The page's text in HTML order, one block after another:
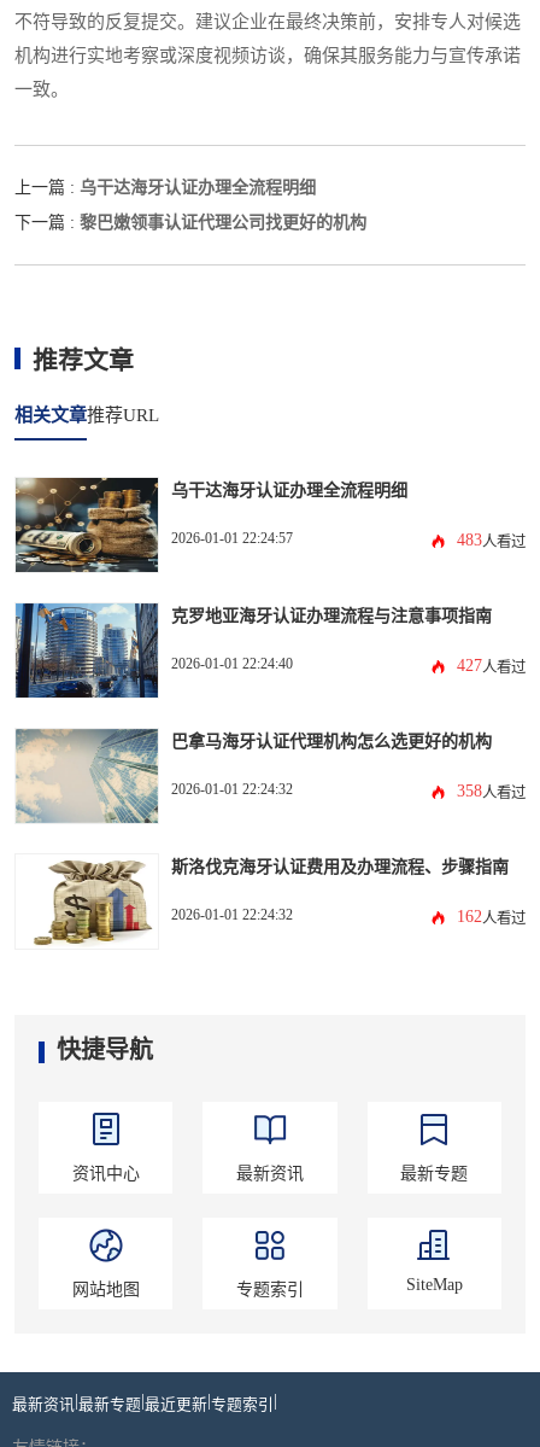
不符导致的反复提交。建议企业在最终决策前，安排专人对候选
机构进行实地考察或深度视频访谈，确保其服务能力与宣传承诺
一致。
上一篇 : 乌干达海牙认证办理全流程明细
下一篇 : 黎巴嫩领事认证代理公司找更好的机构
推荐文章
相关文章推荐URL
乌干达海牙认证办理全流程明细
2026-01-01 22:24:57 483人看过
克罗地亚海牙认证办理流程与注意事项指南
2026-01-01 22:24:40 427人看过
巴拿马海牙认证代理机构怎么选更好的机构
2026-01-01 22:24:32 358人看过
斯洛伐克海牙认证费用及办理流程、步骤指南
2026-01-01 22:24:32 162人看过
快捷导航
资讯中心 最新资讯 最新专题
网站地图 专题索引 SiteMap
最新资讯 最新专题 最近更新 专题索引